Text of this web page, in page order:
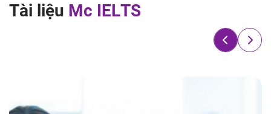
Tài iệu Mc IELTS